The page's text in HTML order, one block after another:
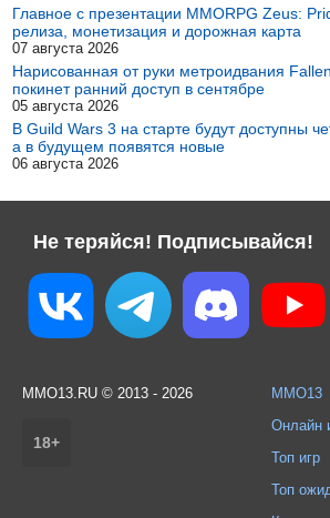
Главное с презентации MMORPG Zeus:
релиза, монетизация и дорожная карта
07 августа 2026
Нарисованная от руки метроидвания
покинет ранний доступ в сентябре
05 августа 2026
В Guild Wars 3 на старте будут доступны
а в будущем появятся новые
06 августа 2026
Не теряйся! Подписывайся!
MMO13.RU © 2013 - 2026
18+
MMO13
Онлайн
Топ игр
Топ